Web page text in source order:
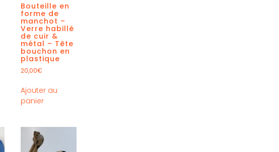
Bouteille en
forme de
manchot –
Verre habillé
de cuir &
métal – Tête
bouchon en
plastique
20,00€
Ajouter au
panier